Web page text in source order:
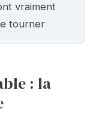
vraiment
tourner
: la